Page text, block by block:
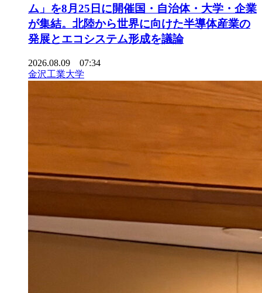
ム」を8月25日に開催国・自治体・大学・企業
が集結。北陸から世界に向けた半導体産業の
発展とエコシステム形成を議論
2026.08.09 07:34
金沢工業大学